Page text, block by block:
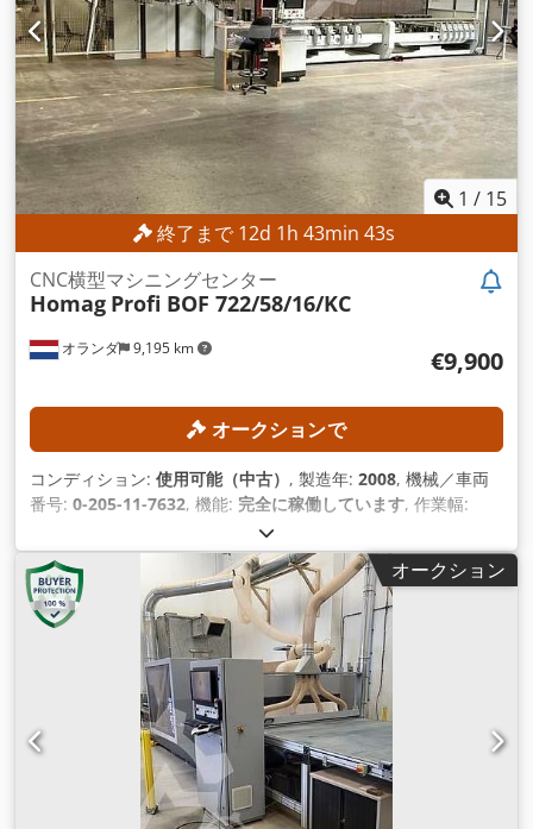
1 / 15
終了まで12d 1h 43min 41s
オランダ 9,195 km
CNC横型マシニングセンター
Homag Profi BOF 722/58/16/KC
€9,900
オークションで
コンディション: 使用可能（中古） , 製造年: 2008, 機械／車両
番号: 0-205-11-7632, 機能: 完全に稼働しています, 作業幅:
, フライス主軸回転速度（最大）:
業高さ:535 mm, 作業長さ:5,800 mm,
オークション